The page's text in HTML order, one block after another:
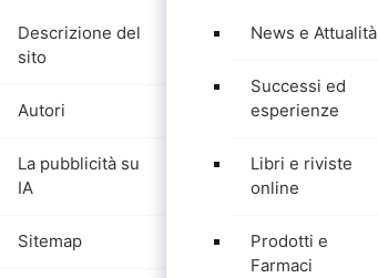
Descrizione del
sito
Autori
La pubblicità su
IA
Sitemap
News e Attualità
Successi ed
esperienze
Libri e riviste
online
Prodotti e
Farmaci